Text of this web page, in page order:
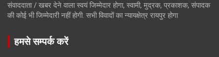
संवाददाता / खबर देने वाला स्वयं जिम्मेदार होगा, स्वामी, मुद्रक, प्रकाशक, संपादक
की कोई भी जिम्मेदारी नहीं होगी. सभी विवादों का न्यायक्षेत्र रायपुर होगा
हमसे सम्पर्क करें